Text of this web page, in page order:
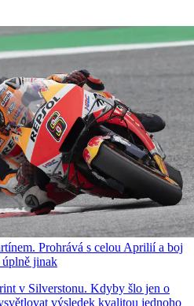
Prohrává s celou Aprilií a boj
jinak
v Silverstonu. Kdyby šlo jen o
výsledek kvalitou jednoho